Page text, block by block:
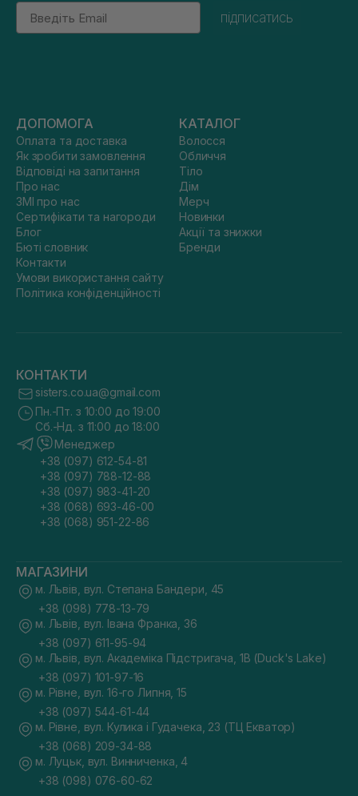
Email
підписатись
ДОПОМОГА
Оплата та доставка
Як зробити замовлення
Відповіді на запитання
Про нас
ЗМІ про нас
Сертифікати та нагороди
Блог
Бюті словник
Контакти
Умови використання сайту
Політика конфіденційності
КАТАЛОГ
Волосся
Обличчя
Тіло
Дім
Мерч
Новинки
Акції та знижки
Бренди
КОНТАКТИ
sisters.co.ua@gmail.com
Пн.-Пт. з 10:00 до 19:00
Сб.-Нд. з 11:00 до 18:00
Менеджер
+38 (097) 612-54-81
+38 (097) 788-12-88
+38 (097) 983-41-20
+38 (068) 693-46-00
+38 (068) 951-22-86
МАГАЗИНИ
м. Львів, вул. Степана Бандери, 45
+38 (098) 778-13-79
м. Львів, вул. Івана Франка, 36
+38 (097) 611-95-94
м. Львів, вул. Академіка Підстригача, 1В (Duck's Lake)
+38 (097) 101-97-16
м. Рівне, вул. 16-го Липня, 15
+38 (097) 544-61-44
м. Рівне, вул. Кулика і Гудачека, 23 (ТЦ Екватор)
+38 (068) 209-34-88
м. Луцьк, вул. Винниченка, 4
+38 (098) 076-60-62